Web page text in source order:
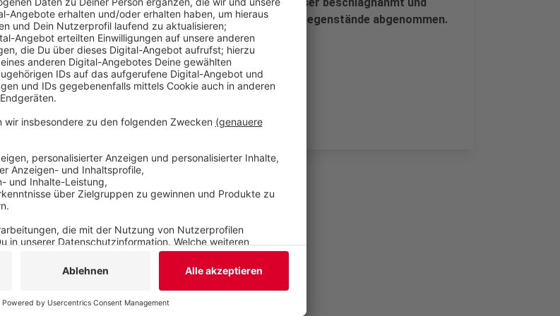
Mann sicherheitshalber auch noch weitere gefährliche Gegenstände abgenommen.
Mittwoch, 18.09.2024 15:58